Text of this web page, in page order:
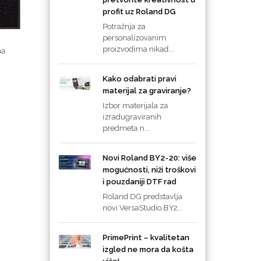
profit uz Roland DG
Potražnja za
personalizovanim
proizvodima nikad...
Kako odabrati pravi
materijal za graviranje?
Izbor materijala za
izradugraviranih
predmeta n...
Novi Roland BY2-20: više
mogućnosti, niži troškovi
i pouzdaniji DTF rad
Roland DG predstavlja
novi VersaStudio BY2...
PrimePrint – kvalitetan
izgled ne mora da košta